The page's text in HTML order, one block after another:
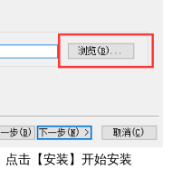
击【安装】开始安装